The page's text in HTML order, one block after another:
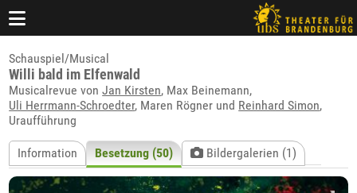
Schauspiel/Musical
Willi bald im Elfenwald
Musicalrevue vonJan Kirsten, Max Beinemann,
Uli Herrmann-Schroedter, Maren Rögner und Reinhard Simon,
Uraufführung
Information Besetzung (50) Bildergalerien (1)